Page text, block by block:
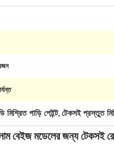
মিশ্রিত গাড়ি পেইন্ট, টেকসই প্রস্তুত
বেইজ মডেলের জন্য টেকসই